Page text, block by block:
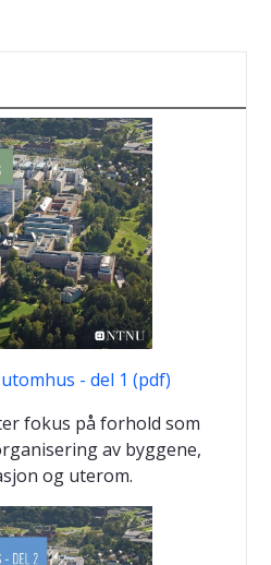
- del 1 (pdf)
fokus på forhold som
av byggene,
og uterom.